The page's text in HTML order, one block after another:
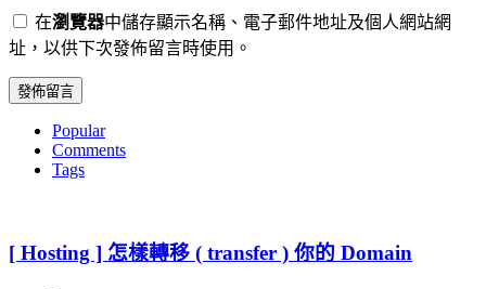
在瀏覽器中儲存顯示名稱、電子郵件地址及個人網站網
址，以供下次發佈留言時使用。
Popular
Comments
Tags
[ Hosting ] 怎樣轉移 ( transfer ) 你的 Domain